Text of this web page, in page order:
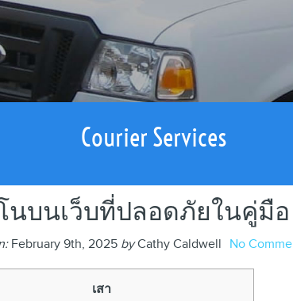
Courier Services
นบนเว็บที่ปลอดภัยในคู่มือ
February 9th, 2025 byCathy Caldwell No
เสา